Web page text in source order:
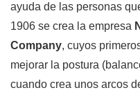
ayuda de las personas
1906 se crea la empresa
Company, cuyos
mejorar la postura
cuando crea unos arcos